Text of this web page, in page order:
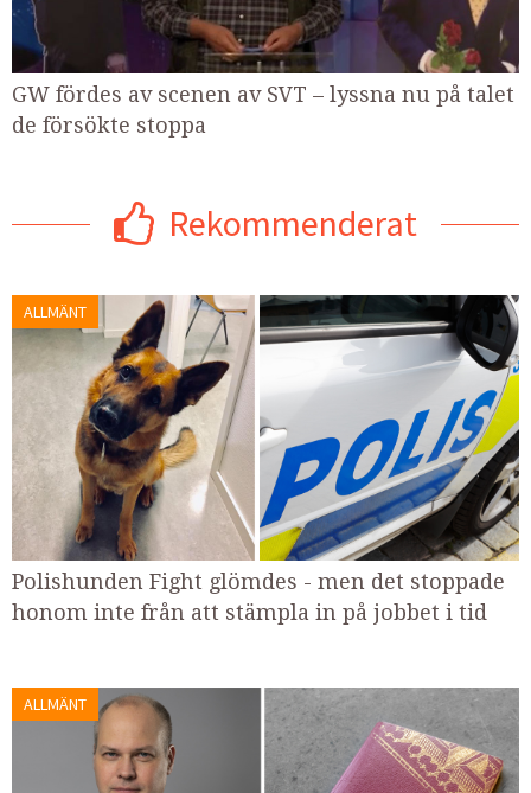
GW fördes av scenen av SVT – lyssna nu på talet
de försökte stoppa
Rekommenderat
ALLMÄNT
Polishunden Fight glömdes - men det stoppade
honom inte från att stämpla in på jobbet i tid
ALLMÄNT